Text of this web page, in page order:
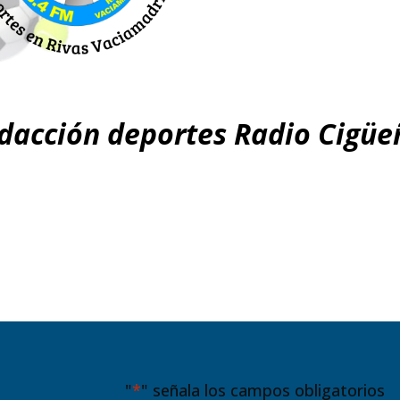
deportes Radio
"*" señala los campos obligatorios